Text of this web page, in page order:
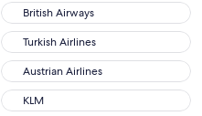
British Airways
British Airways
Turkish Airlines
Turkish Airlines
Austrian Airlines
Austrian Airlines
KLM
KLM